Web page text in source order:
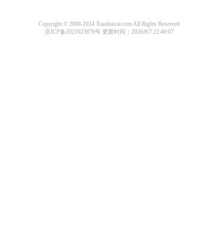
Copyright © 2000-2024 Xiaohuicai.com All Rights Reserved
京ICP备2021023879号更新时间：2026/8/7 22:46:07